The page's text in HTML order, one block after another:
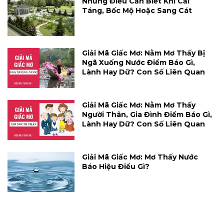
Táng, Bốc Mộ Hoặc Sang Cát
Giải Mã Giấc Mơ: Nằm Mơ Thấy Bị
Ngã Xuống Nước Điềm Báo Gì,
Lành Hay Dữ? Con Số Liên Quan
Giải Mã Giấc Mơ: Nằm Mơ Thấy
Người Thân, Gia Đình Điềm Báo Gì,
Lành Hay Dữ? Con Số Liên Quan
Giải Mã Giấc Mơ: Mơ Thấy Nước
Báo Hiệu Điều Gì?